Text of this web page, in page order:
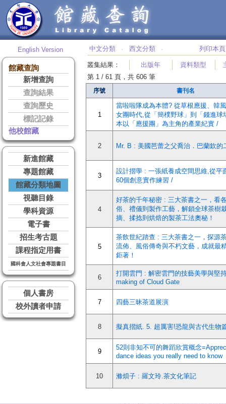
English Version
館藏查詢
新增查詢
查詢結果
查詢歷史
標記記錄
他校館藏
新進館藏
專題館藏
館藏分類地圖
視聽目錄
學科資源
電子書
招生考古題
課程指定用書
國科會人文社會專題書目
個人書房
校外讀者申請
中文分類 ‧ 西文分類 ‧ 列印本頁
叢集結果 ： 出版年 資料類型
第 1 / 61 頁，共 606 筆
序號 書刊名
1
當啦啦隊成為本體? 從草根應援、韓
女團時代,從「簡樸野球」到「錢進球
本以「應援團」為主角的產業紀實 /
2 Mr. B : 美國芭蕾之父喬治．巴蘭欽的
3
設計摺學 : 一張紙養成空間思維,從平
60個創意實作練習 /
4
好茶的千年秘密 : 三大茶書之一，看
俗、禮儀到製作工藝，解鎖全球茶樹
摘、揉捻到烘焙的製茶工法奧秘！
5
茶飲世紀踏查 : 三大茶書之一，探源
流佈、風俗傳奇與不朽文藝，成就最
鉅著！
6
打開雲門 : 解密雲門的技藝美學與堅
making of Cloud Gate
7 四藝三昧茶道展演
8 擬真摺紙. 5. 超厲害!恐龍與古代生物
9
52則非知不可的舞蹈欣賞概念
dance ideas you really need to know
10 滌煩子 : 羅文玲.茶文化筆記